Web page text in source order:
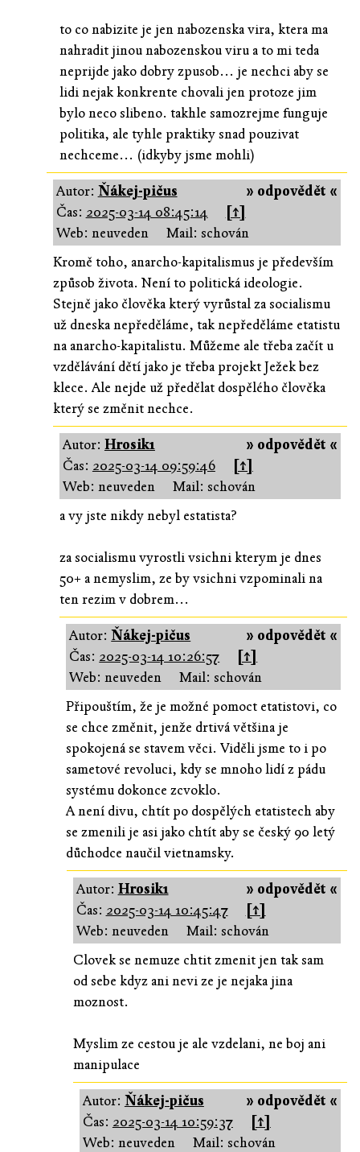
to co nabizite je jen nabozenska vira, ktera ma
nahradit jinou nabozenskou viru a to mi teda
neprijde jako dobry zpusob... je nechci aby se
lidi nejak konkrente chovali jen protoze jim
bylo neco slibeno. takhle samozrejme funguje
politika, ale tyhle praktiky snad pouzivat
nechceme... (idkyby jsme mohli)
» odpovědět «
Autor: Ňákej-pičus
Čas: 2025-03-14 08:45:14
[↑]
Web: neuveden
Mail: schován
Kromě toho, anarcho-kapitalismus je především
způsob života. Není to politická ideologie.
Stejně jako člověka který vyrůstal za socialismu
už dneska nepředěláme, tak nepředěláme etatistu
na anarcho-kapitalistu. Můžeme ale třeba začít u
vzdělávání dětí jako je třeba projekt Ježek bez
klece. Ale nejde už předělat dospělého člověka
který se změnit nechce.
» odpovědět «
Autor: Hrosik1
Čas: 2025-03-14 09:59:46
[↑]
Web: neuveden
Mail: schován
a vy jste nikdy nebyl estatista?
za socialismu vyrostli vsichni kterym je dnes
50+ a nemyslim, ze by vsichni vzpominali na
ten rezim v dobrem...
» odpovědět «
Autor:Ňákej-pičus
Čas: 2025-03-14 10:26:57
[↑]
Web: neuveden
Mail: schován
Připouštím, že je možné pomoct etatistovi, co
se chce změnit, jenže drtivá většina je
spokojená se stavem věci. Viděli jsme to i po
sametové revoluci, kdy se mnoho lidí z pádu
systému dokonce zcvoklo.
A není divu, chtít po dospělých etatistech aby
se zmenili je asi jako chtít aby se český 90 letý
důchodce naučil vietnamsky.
» odpovědět «
Autor: Hrosik1
Čas: 2025-03-14 10:45:47
[↑]
Web: neuveden
Mail: schován
Clovek se nemuze chtit zmenit jen tak sam
od sebe kdyz ani nevi ze je nejaka jina
moznost.
Myslim ze cestou je ale vzdelani, ne boj ani
manipulace
» odpovědět «
Autor: Ňákej-pičus
Čas: 2025-03-14 10:59:37
[↑]
Web: neuveden
Mail: schován